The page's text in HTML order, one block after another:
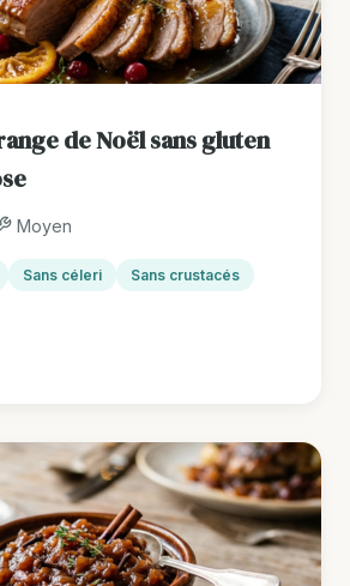
de Noël sans gluten
Moyen
Sans céleri
Sans crustacés